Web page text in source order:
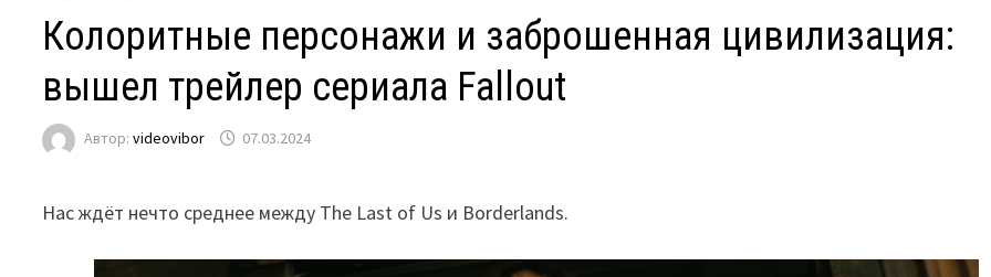
Колоритные персонажи и заброшенная цивилизация:
вышел трейлер сериала Fallout
Автор:videovibor 07.03.2024
Нас ждёт нечто среднее между The Last of Us и Borderlands.